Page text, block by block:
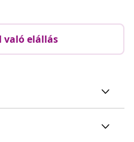
való elállás